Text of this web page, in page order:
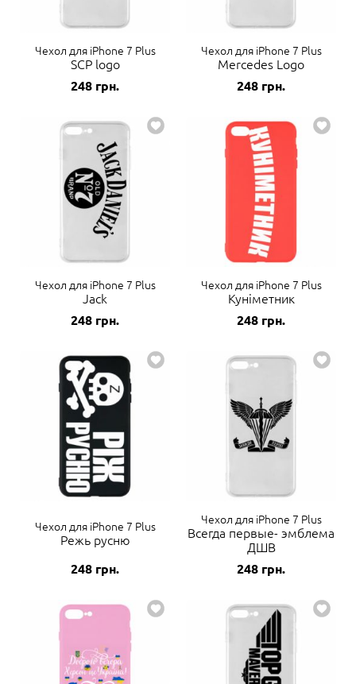
Чехол для iPhone 7 Plus
SCP logo
248 грн.
Чехол для iPhone 7 Plus
Mercedes Logo
248 грн.
Чехол для iPhone 7 Plus
Jack
248 грн.
Чехол для iPhone 7 Plus
Куніметник
248 грн.
Чехол для iPhone 7 Plus
Режь русню
248 грн.
Чехол для iPhone 7 Plus
Всегда первые- эмблема
ДШВ
248 грн.